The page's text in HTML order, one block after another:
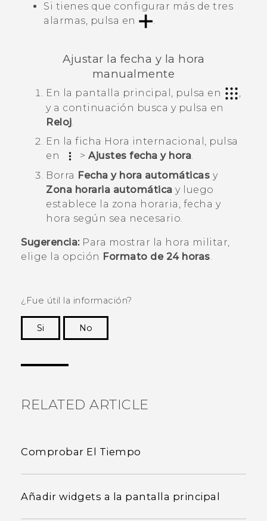
Si tienes que configurar más de tres
alarmas, pulsa en
.
Ajustar la fecha y la hora
manualmente
En la pantalla principal , pulsa en
,
y a continuación busca y pulsa en
Reloj.
En la ficha Hora internacional , pulsa
en
> Ajustes fecha y hora.
Borra Fecha y hora automáticas y
Zona horaria automática y luego
establece la zona horaria, fecha y
hora según sea necesario.
Sugerencia:Para mostrar la hora militar,
elige la opción Formato de 24 horas.
¿Fue útil la información?
Si
No
RELATED ARTICLE
Comprobar El Tiempo
Añadir widgets a la pantalla principal